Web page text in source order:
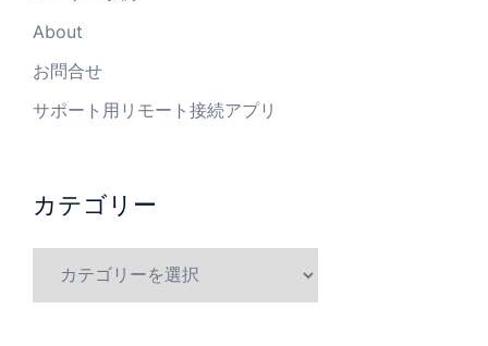
About
お問合せ
サポート用リモート接続アプリ
カテゴリー